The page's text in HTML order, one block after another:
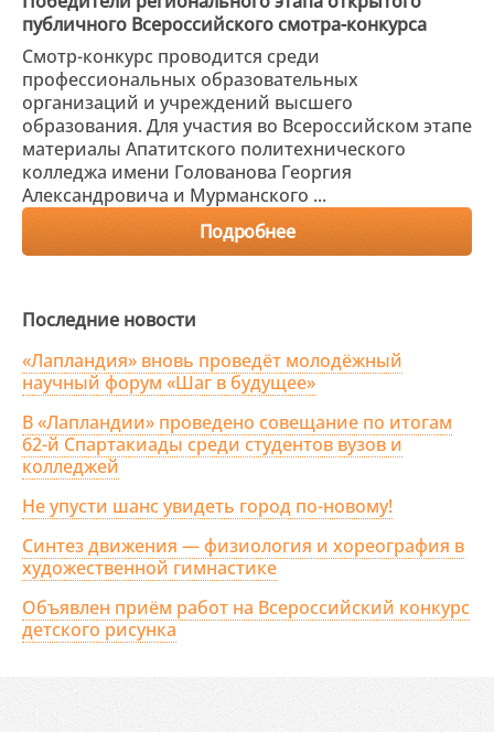
публичного Всероссийского смотра-конкурса
Смотр-конкурс проводится среди
профессиональных образовательных
организаций и учреждений высшего
образования. Для участия во Всероссийском этапе
материалы Апатитского политехнического
колледжа имени Голованова Георгия
Александровича и Мурманского ...
Подробнее
Последние новости
«Лапландия» вновь проведёт молодёжный
научный форум «Шаг в будущее»
В «Лапландии» проведено совещание по итогам
62-й Спартакиады среди студентов вузов и
колледжей
Не упусти шанс увидеть город по-новому!
Синтез движения — физиология и хореография в
художественной гимнастике
Объявлен приём работ на Всероссийский конкурс
детского рисунка